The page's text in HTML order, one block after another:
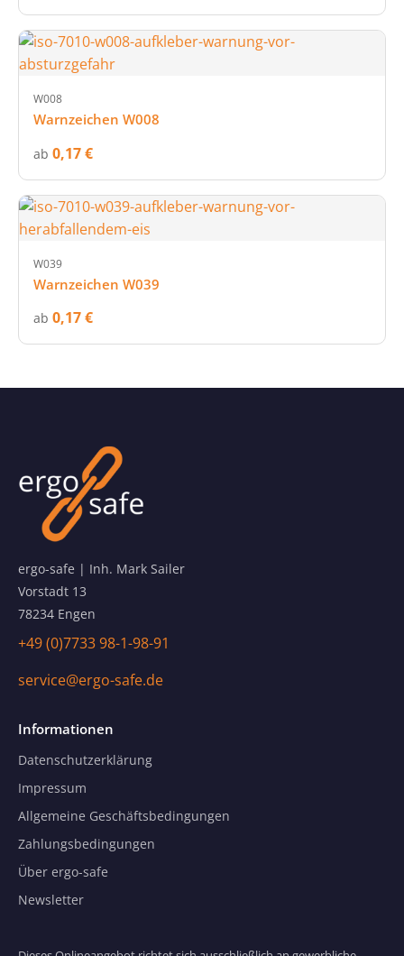
W008
Warnzeichen W008
ab 0,17 €
W039
Warnzeichen W039
ab 0,17 €
ergo-safe | Inh. Mark Sailer
Vorstadt 13
78234 Engen
+49 (0)7733 98-1-98-91
service@ergo-safe.de
Informationen
Datenschutzerklärung
Impressum
Allgemeine Geschäftsbedingungen
Zahlungsbedingungen
Über ergo-safe
Newsletter